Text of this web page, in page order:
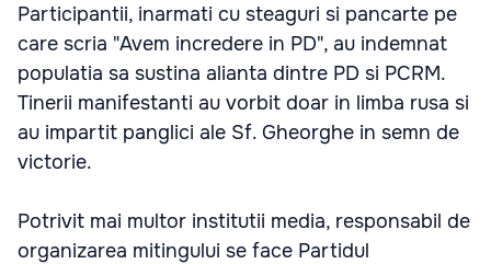
Participantii, inarmati cu steaguri si pancarte pe
care scria "Avem incredere in PD", au indemnat
populatia sa sustina alianta dintre PD si PCRM.
Tinerii manifestanti au vorbit doar in limba rusa si
au impartit panglici ale Sf. Gheorghe in semn de
victorie.
Potrivit mai multor institutii media, responsabil de
organizarea mitingului se face Partidul